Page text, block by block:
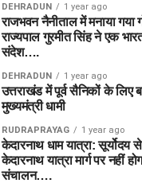
DEHRADUN 1 year ago
राजभवन नैनीताल में मनाया गया
राज्यपाल गुरमीत सिंह ने एक
संदेश….
DEHRADUN 1 year ago
उत्तराखंड में पूर्व सैनिकों के लिए
मुख्यमंत्री धामी
RUDRAPRAYAG 1 year ago
केदारनाथ धाम यात्रा: सूर्योदय
केदारनाथ यात्रा मार्ग पर नहीं
संचालन….